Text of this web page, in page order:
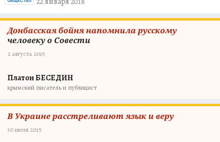
Донбасская бойня напомнила русскому
человеку о Совести
2 августа 2015
Платон БЕСЕДИН
крымский писатель и публицист
В Украине расстреливают язык и веру
30 июля 2015